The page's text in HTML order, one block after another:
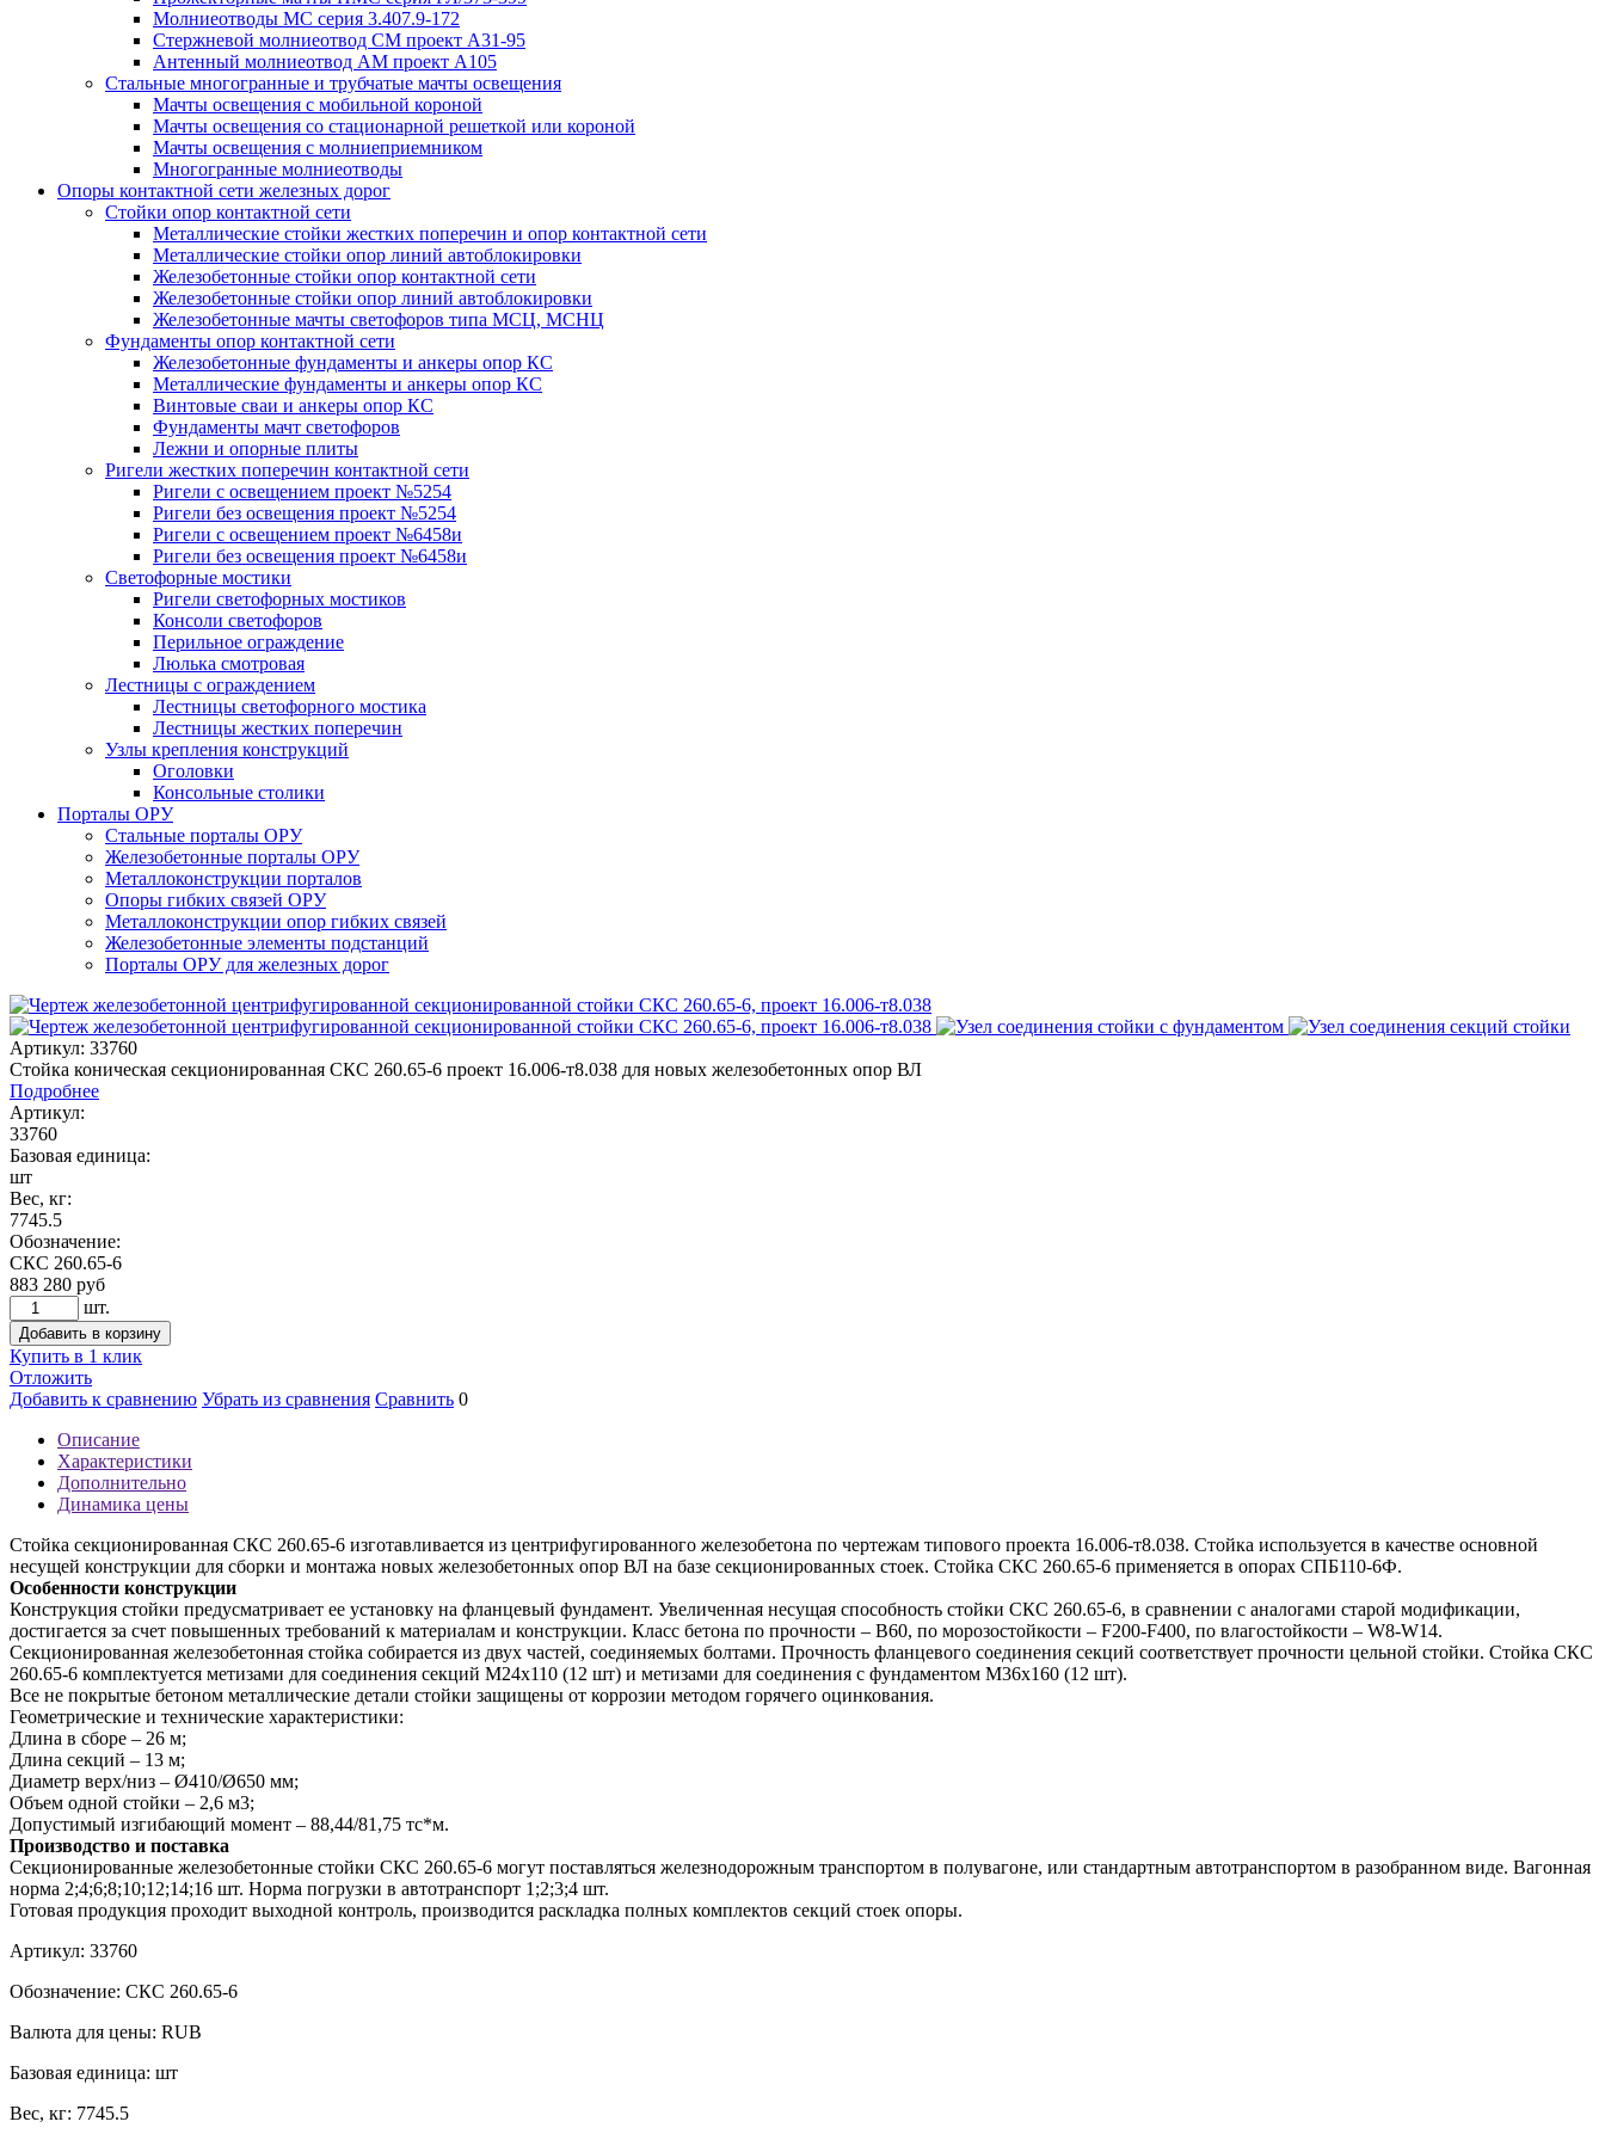
Молниеотводы МС серия 3.407.9-172
Стержневой молниеотвод СМ проект А31-95
Антенный молниеотвод АМ проект А105
Стальные многогранные и трубчатые мачты освещения
Мачты освещения с мобильной короной
Мачты освещения со стационарной решеткой или короной
Мачты освещения с молниеприемником
Многогранные молниеотводы
Опоры контактной сети железных дорог
Стойки опор контактной сети
Металлические стойки жестких поперечин и опор контактной сети
Металлические стойки опор линий автоблокировки
Железобетонные стойки опор контактной сети
Железобетонные стойки опор линий автоблокировки
Железобетонные мачты светофоров типа МСЦ, МСНЦ
Фундаменты опор контактной сети
Железобетонные фундаменты и анкеры опор КС
Металлические фундаменты и анкеры опор КС
Винтовые сваи и анкеры опор КС
Фундаменты мачт светофоров
Лежни и опорные плиты
Ригели жестких поперечин контактной сети
Ригели с освещением проект №5254
Ригели без освещения проект №5254
Ригели с освещением проект №6458и
Ригели без освещения проект №6458и
Светофорные мостики
Ригели светофорных мостиков
Консоли светофоров
Перильное ограждение
Люлька смотровая
Лестницы с ограждением
Лестницы светофорного мостика
Лестницы жестких поперечин
Узлы крепления конструкций
Оголовки
Консольные столики
Порталы ОРУ
Стальные порталы ОРУ
Железобетонные порталы ОРУ
Металлоконструкции порталов
Опоры гибких связей ОРУ
Металлоконструкции опор гибких связей
Железобетонные элементы подстанций
Порталы ОРУ для железных дорог
Артикул: 33760
Стойка коническая секционированная СКС 260.65-6 проект 16.006-т8.038 для новых железобетонных опор ВЛ
Подробнее
Артикул:
33760
Базовая единица:
шт
Вес, кг:
7745.5
Обозначение:
СКС 260.65-6
883 280 руб
шт.
Добавить в корзину
Купить в 1 клик
Отложить
Добавить к сравнению Убрать из сравнения Сравнить 0
Описание
Характеристики
Дополнительно
Динамика цены
Стойка секционированная СКС 260.65-6 изготавливается из центрифугированного железобетона по чертежам типового проекта 16.006-т8.038. Стойка используется в качестве основной
несущей конструкции для сборки и монтажа новых железобетонных опор ВЛ на базе секционированных стоек. Стойка СКС 260.65-6 применяется в опорах СПБ110-6Ф.
Особенности конструкции
Конструкция стойки предусматривает ее установку на фланцевый фундамент. Увеличенная несущая способность стойки СКС 260.65-6, в сравнении с аналогами старой модификации,
достигается за счет повышенных требований к материалам и конструкции. Класс бетона по прочности – В60, по морозостойкости – F200-F400, по влагостойкости – W8-W14.
Секционированная железобетонная стойка собирается из двух частей, соединяемых болтами. Прочность фланцевого соединения секций соответствует прочности цельной стойки. Стойка СКС
260.65-6 комплектуется метизами для соединения секций М24х110 (12 шт) и метизами для соединения с фундаментом М36х160 (12 шт).
Все не покрытые бетоном металлические детали стойки защищены от коррозии методом горячего оцинкования.
Геометрические и технические характеристики:
Длина в сборе – 26 м;
Длина секций – 13 м;
Диаметр верх/низ – Ø410/Ø650 мм;
Объем одной стойки – 2,6 м3;
Допустимый изгибающий момент – 88,44/81,75 тс*м.
Производство и поставка
Секционированные железобетонные стойки СКС 260.65-6 могут поставляться железнодорожным транспортом в полувагоне, или стандартным автотранспортом в разобранном виде. Вагонная
норма 2;4;6;8;10;12;14;16 шт. Норма погрузки в автотранспорт 1;2;3;4 шт.
Готовая продукция проходит выходной контроль, производится раскладка полных комплектов секций стоек опоры.
Артикул: 33760
Обозначение: СКС 260.65-6
Валюта для цены: RUB
Базовая единица: шт
Вес, кг: 7745.5